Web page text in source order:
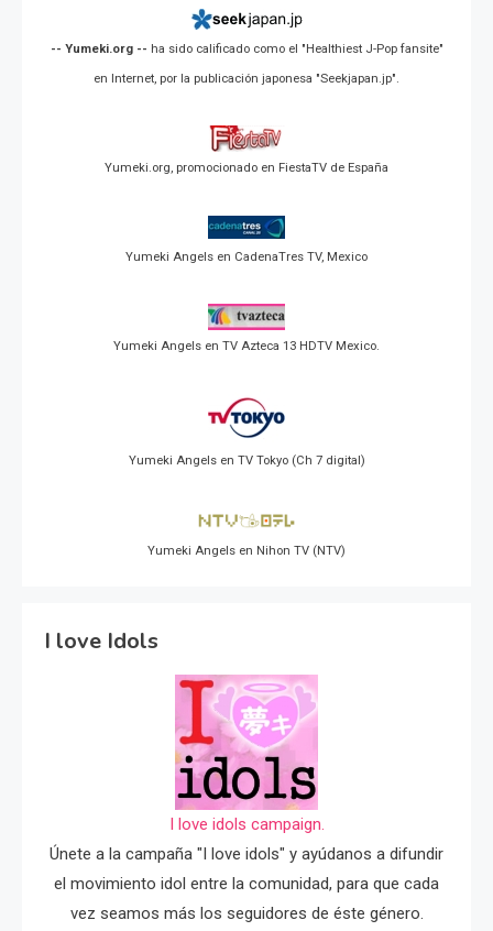
-- Yumeki.org -- ha sido calificado como el "Healthiest J-Pop fansite"
en Internet, por la publicación japonesa "Seekjapan.jp".
Yumeki.org, promocionado en FiestaTV de España
Yumeki Angels en CadenaTres TV, Mexico
Yumeki Angels en TV Azteca 13 HDTV Mexico.
Yumeki Angels en TV Tokyo (Ch 7 digital)
Yumeki Angels en Nihon TV (NTV)
I love Idols
I love idols campaign.
Únete a la campaña "I love idols" y ayúdanos a difundir
el movimiento idol entre la comunidad, para que cada
vez seamos más los seguidores de éste género.